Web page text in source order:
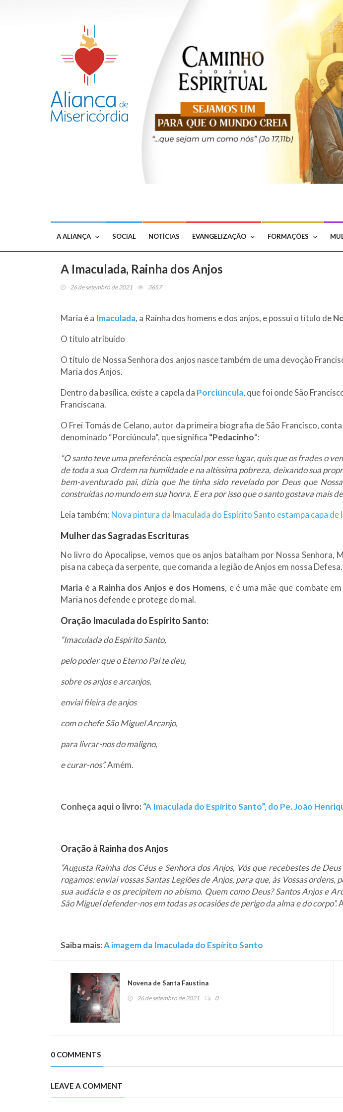
A ALIANÇA SOCIAL NOTÍCIAS EVANGELIZAÇÃO FORMAÇÕES
A Imaculada, Rainha dos Anjos
26 de setembro de 2021 3657
Maria é a Imaculada, a Rainha dos homens e dos anjos, e possuí o título de
O título atribuído
O título de Nossa Senhora dos anjos nasce também de uma devoção
Maria dos Anjos.
Dentro da basílica, existe a capela da Porciúncula, que foi onde São
Franciscana.
O Frei Tomás de Celano, autor da primeira biografia de São Francisco,
denominado “Porciúncula”, que significa “Pedacinho“:
“O santo teve uma preferência especial por esse lugar, quis que os frades o
de toda a sua Ordem na humildade e na altíssima pobreza, deixando sua
bem-aventurado pai, dizia que lhe tinha sido revelado por Deus que
construídas no mundo em sua honra. E era por isso que o santo gostava mais
Leia também: Nova pintura da Imaculada do Espírito Santo estampa capa
Mulher das Sagradas Escrituras
No livro do Apocalipse, vemos que os anjos batalham por Nossa Senhora,
pisa na cabeça da serpente, que comanda a legião de Anjos em nossa Defesa.
Maria é a Rainha dos Anjos e dos Homens, e é uma mãe que combate
Maria nos defende e protege do mal.
Oração Imaculada do Espírito Santo:
“Imaculada do Espírito Santo,
pelo poder que o Eterno Pai te deu,
sobre os anjos e arcanjos,
enviai fileira de anjos
com o chefe São Miguel Arcanjo,
para livrar-nos do maligno,
e curar-nos”.Amém.
Conheça aqui o livro: “A Imaculada do Espírito Santo”, do Pe. João
Oração à Rainha dos Anjos
“Augusta Rainha dos Céus e Senhora dos Anjos, Vós que recebestes de
rogamos: enviai vossas Santas Legiões de Anjos, para que, às Vossas
sua audácia e os precipitem no abismo. Quem como Deus? Santos Anjos e
São Miguel defender-nos em todas as ocasiões de perigo da alma e do corpo”.
Saiba mais:A imagem da Imaculada do Espírito Santo
Novena de Santa Faustina
26 de setembro de 2021 0
0 COMMENTS
LEAVE A COMMENT